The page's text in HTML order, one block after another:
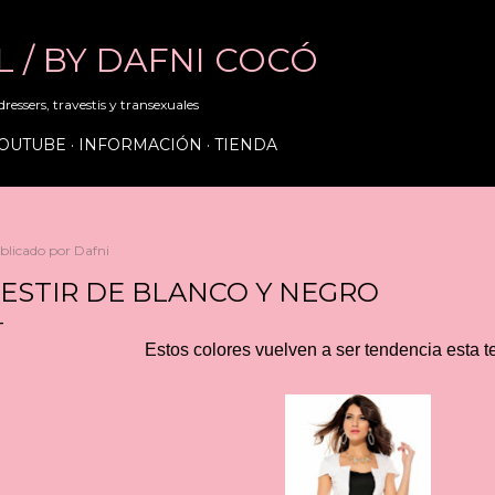
/ BY DAFNI COCÓ
travestis y transexuales
INFORMACIÓN TIENDA
por Dafni
DE BLANCO Y NEGRO
Estos colores vuelven a ser tendencia esta